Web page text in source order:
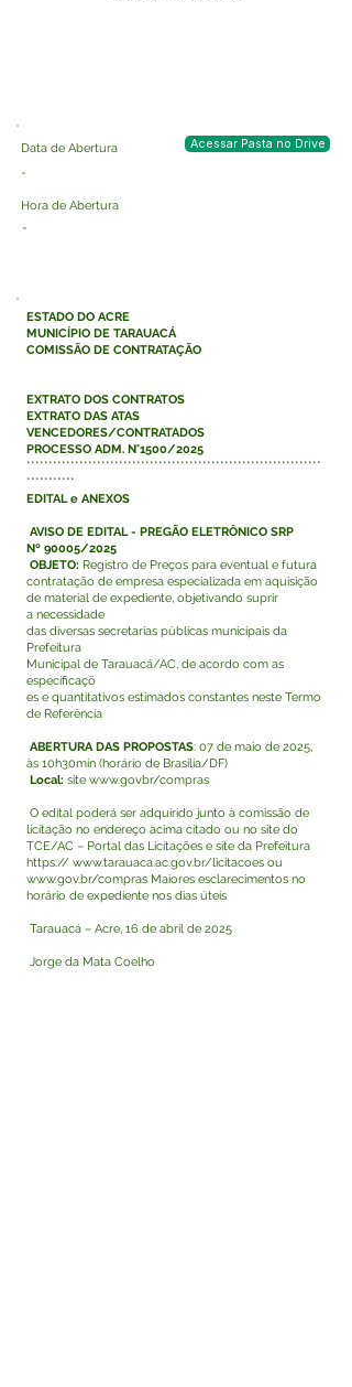
Data de Abertura
Acessar Pasta no Drive
-
Hora de Abertura
-
ESTADO DO ACRE
MUNICÍPIO DE TARAUACÁ
COMISSÃO DE CONTRATAÇÃO
EXTRATO DOS CONTRATOS
EXTRATO DAS ATAS
VENCEDORES/CONTRATADOS
PROCESSO ADM. N°1500/2025
*******************************************************************
***********
EDITAL e ANEXOS
AVISO DE EDITAL - PREGÃO ELETRÔNICO SRP
Nº 90005/2025
OBJETO: Registro de Preços para eventual e futura
contratação de empresa especializada em aquisição
de material de expediente, objetivando suprir
a necessidade
das diversas secretarias públicas municipais da
Prefeitura
Municipal de Tarauacá/AC, de acordo com as
especificaçõ
es e quantitativos estimados constantes neste Termo
de Referência
ABERTURA DAS PROPOSTAS: 07 de maio de 2025,
às 10h30min (horário de Brasília/DF)
Local: site www.govbr/compras
O edital poderá ser adquirido junto à comissão de
licitação no endereço acima citado ou no site do
TCE/AC – Portal das Licitações e site da Prefeitura
https:// www.tarauaca.ac.gov.br/licitacoes ou
www.gov.br/compras Maiores esclarecimentos no
horário de expediente nos dias úteis
Tarauacá – Acre, 16 de abril de 2025
Jorge da Mata Coelho